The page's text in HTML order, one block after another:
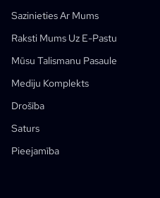
Sazinieties Ar Mums
Raksti Mums Uz E-Pastu
Mūsu Talismanu Pasaule
Mediju Komplekts
Drošība
Saturs
Pieejamība
AI Tēlu Ģenerators
AI Rakstzīmju Dizains
AI Anime Ģenerators
AI Comic Factory
Bērnu Bilžu Grāmatu Radītājs
Ģeneratīvie Darba Procesi
AI Pasaku Ģenerators